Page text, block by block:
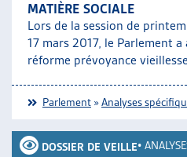
MATIÈRE SOCIALE
Lors de la session de
17 mars 2017, le Parlement
réforme prévoyance
Parlement »Analyses
DOSSIER DE VEILLE•